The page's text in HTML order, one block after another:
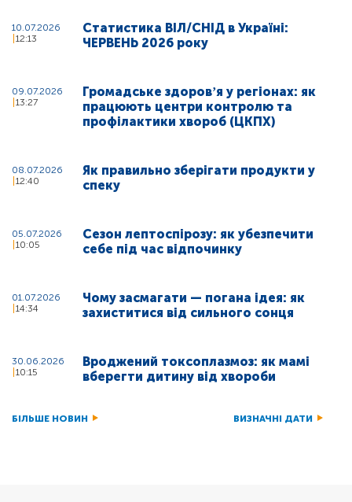
10.07.2026
12:13
Статистика ВІЛ/СНІД в Україні:
ЧЕРВЕНЬ 2026 року
09.07.2026
13:27
Громадське здоровʼя у регіонах: як
працюють центри контролю та
профілактики хвороб (ЦКПХ)
08.07.2026
12:40
Як правильно зберігати продукти у
спеку
05.07.2026
10:05
Сезон лептоспірозу: як убезпечити
себе під час відпочинку
01.07.2026
14:34
Чому засмагати — погана ідея: як
захиститися від сильного сонця
30.06.2026
10:15
Вроджений токсоплазмоз: як мамі
вберегти дитину від хвороби
БІЛЬШЕ НОВИН ВИЗНАЧНІ ДАТИ